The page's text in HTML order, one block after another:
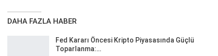
DAHA FAZLA HABER
Fed Kararı Öncesi Kripto Piyasasında Güçlü
Toparlanma:…